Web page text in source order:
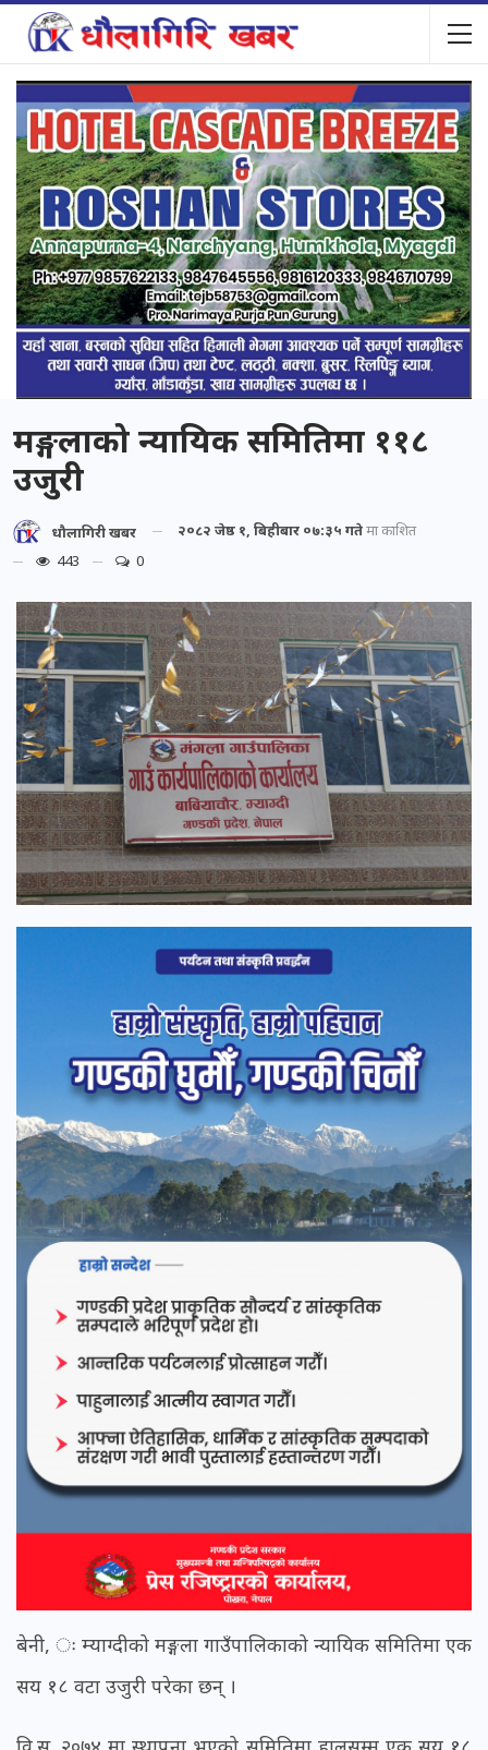
मङ्गलाको न्यायिक समितिमा ११८
उजुरी
धौलागिरी खबर २०८२ जेष्ठ १, बिहीबार ०७:३५ गतेमा प्रकाशित
443
0
बेनी, ः म्याग्दीको मङ्गला गाउँपालिकाको न्यायिक समितिमा एक
सय १८ वटा उजुरी परेका छन् ।